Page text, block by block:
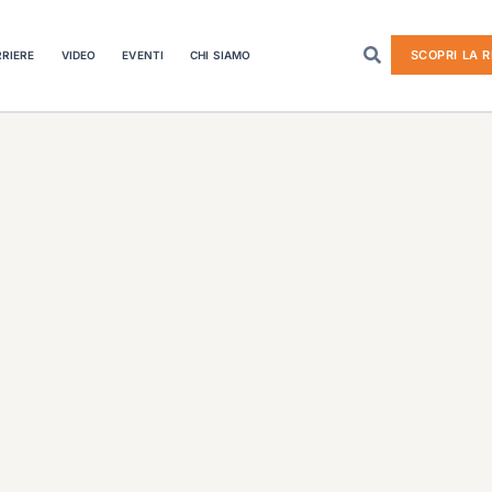
VIDEO EVENTI CHI SIAMO SCOPRI LA